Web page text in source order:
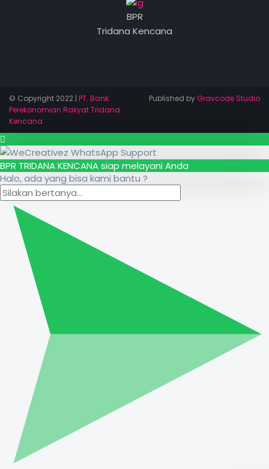
BPR
Tridana Kencana
© Copyright 2022 | PT. Bank
Perekonomian Rakyat Tridana
Kencana
Published byGravcode Studio
BPR TRIDANA KENCANA siap melayani Anda
Halo, ada yang bisa kami bantu ?